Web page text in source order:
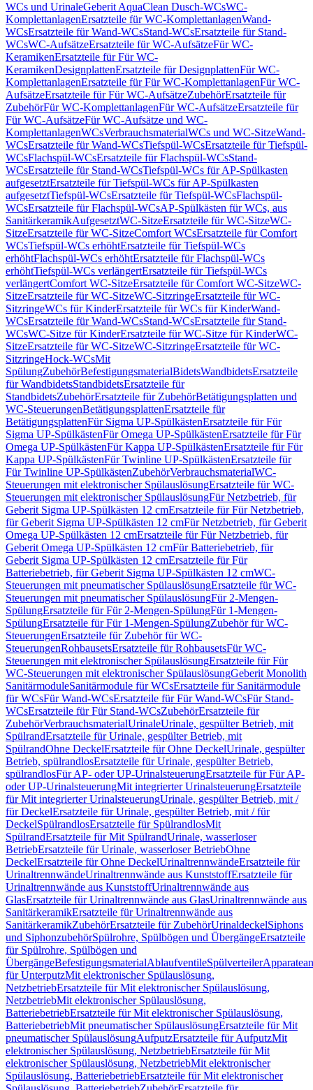
WCs und UrinaleGeberit AquaClean Dusch-WCsWC-
KomplettanlagenErsatzteile für WC-KomplettanlagenWand-
WCsErsatzteile für Wand-WCsStand-WCsErsatzteile für Stand-
WCsWC-AufsätzeErsatzteile für WC-AufsätzeFür WC-
KeramikenErsatzteile für Für WC-
KeramikenDesignplattenErsatzteile für DesignplattenFür WC-
KomplettanlagenErsatzteile für Für WC-KomplettanlagenFür WC-
AufsätzeErsatzteile für Für WC-AufsätzeZubehörErsatzteile für
ZubehörFür WC-KomplettanlagenFür WC-AufsätzeErsatzteile für
Für WC-AufsätzeFür WC-Aufsätze und WC-
KomplettanlagenWCsVerbrauchsmaterialWCs und WC-SitzeWand-
WCsErsatzteile für Wand-WCsTiefspül-WCsErsatzteile für Tiefspül-
WCsFlachspül-WCsErsatzteile für Flachspül-WCsStand-
WCsErsatzteile für Stand-WCsTiefspül-WCs für AP-Spülkasten
aufgesetztErsatzteile für Tiefspül-WCs für AP-Spülkasten
aufgesetztTiefspül-WCsErsatzteile für Tiefspül-WCsFlachspül-
WCsErsatzteile für Flachspül-WCsAP-Spülkästen für WCs, aus
SanitärkeramikAufgesetztWC-SitzeErsatzteile für WC-SitzeWC-
SitzeErsatzteile für WC-SitzeComfort WCsErsatzteile für Comfort
WCsTiefspül-WCs erhöhtErsatzteile für Tiefspül-WCs
erhöhtFlachspül-WCs erhöhtErsatzteile für Flachspül-WCs
erhöhtTiefspül-WCs verlängertErsatzteile für Tiefspül-WCs
verlängertComfort WC-SitzeErsatzteile für Comfort WC-SitzeWC-
SitzeErsatzteile für WC-SitzeWC-SitzringeErsatzteile für WC-
SitzringeWCs für KinderErsatzteile für WCs für KinderWand-
WCsErsatzteile für Wand-WCsStand-WCsErsatzteile für Stand-
WCsWC-Sitze für KinderErsatzteile für WC-Sitze für KinderWC-
SitzeErsatzteile für WC-SitzeWC-SitzringeErsatzteile für WC-
SitzringeHock-WCsMit
SpülungZubehörBefestigungsmaterialBidetsWandbidetsErsatzteile
für WandbidetsStandbidetsErsatzteile für
StandbidetsZubehörErsatzteile für ZubehörBetätigungsplatten und
WC-SteuerungenBetätigungsplattenErsatzteile für
BetätigungsplattenFür Sigma UP-SpülkästenErsatzteile für Für
Sigma UP-SpülkästenFür Omega UP-SpülkästenErsatzteile für Für
Omega UP-SpülkästenFür Kappa UP-SpülkästenErsatzteile für Für
Kappa UP-SpülkästenFür Twinline UP-SpülkästenErsatzteile für
Für Twinline UP-SpülkästenZubehörVerbrauchsmaterialWC-
Steuerungen mit elektronischer SpülauslösungErsatzteile für WC-
Steuerungen mit elektronischer SpülauslösungFür Netzbetrieb, für
Geberit Sigma UP-Spülkästen 12 cmErsatzteile für Für Netzbetrieb,
für Geberit Sigma UP-Spülkästen 12 cmFür Netzbetrieb, für Geberit
Omega UP-Spülkästen 12 cmErsatzteile für Für Netzbetrieb, für
Geberit Omega UP-Spülkästen 12 cmFür Batteriebetrieb, für
Geberit Sigma UP-Spülkästen 12 cmErsatzteile für Für
Batteriebetrieb, für Geberit Sigma UP-Spülkästen 12 cmWC-
Steuerungen mit pneumatischer SpülauslösungErsatzteile für WC-
Steuerungen mit pneumatischer SpülauslösungFür 2-Mengen-
SpülungErsatzteile für Für 2-Mengen-SpülungFür 1-Mengen-
SpülungErsatzteile für Für 1-Mengen-SpülungZubehör für WC-
SteuerungenErsatzteile für Zubehör für WC-
SteuerungenRohbausetsErsatzteile für RohbausetsFür WC-
Steuerungen mit elektronischer SpülauslösungErsatzteile für Für
WC-Steuerungen mit elektronischer SpülauslösungGeberit Monolith
SanitärmoduleSanitärmodule für WCsErsatzteile für Sanitärmodule
für WCsFür Wand-WCsErsatzteile für Für Wand-WCsFür Stand-
WCsErsatzteile für Für Stand-WCsZubehörErsatzteile für
ZubehörVerbrauchsmaterialUrinaleUrinale, gespülter Betrieb, mit
SpülrandErsatzteile für Urinale, gespülter Betrieb, mit
SpülrandOhne DeckelErsatzteile für Ohne DeckelUrinale, gespülter
Betrieb, spülrandlosErsatzteile für Urinale, gespülter Betrieb,
spülrandlosFür AP- oder UP-UrinalsteuerungErsatzteile für Für AP-
oder UP-UrinalsteuerungMit integrierter UrinalsteuerungErsatzteile
für Mit integrierter UrinalsteuerungUrinale, gespülter Betrieb, mit /
für DeckelErsatzteile für Urinale, gespülter Betrieb, mit / für
DeckelSpülrandlosErsatzteile für SpülrandlosMit
SpülrandErsatzteile für Mit SpülrandUrinale, wasserloser
BetriebErsatzteile für Urinale, wasserloser BetriebOhne
DeckelErsatzteile für Ohne DeckelUrinaltrennwändeErsatzteile für
UrinaltrennwändeUrinaltrennwände aus KunststoffErsatzteile für
Urinaltrennwände aus KunststoffUrinaltrennwände aus
GlasErsatzteile für Urinaltrennwände aus GlasUrinaltrennwände aus
SanitärkeramikErsatzteile für Urinaltrennwände aus
SanitärkeramikZubehörErsatzteile für ZubehörUrinaldeckelSiphons
und SiphonzubehörSpülrohre, Spülbögen und ÜbergängeErsatzteile
für Spülrohre, Spülbögen und
ÜbergängeBefestigungsmaterialAblaufventileSpülverteiler
für UnterputzMit elektronischer Spülauslösung,
NetzbetriebErsatzteile für Mit elektronischer Spülauslösung,
NetzbetriebMit elektronischer Spülauslösung,
BatteriebetriebErsatzteile für Mit elektronischer Spülauslösung,
BatteriebetriebMit pneumatischer SpülauslösungErsatzteile für Mit
pneumatischer SpülauslösungAufputzErsatzteile für AufputzMit
elektronischer Spülauslösung, NetzbetriebErsatzteile für Mit
elektronischer Spülauslösung, NetzbetriebMit elektronischer
Spülauslösung, BatteriebetriebErsatzteile für Mit elektronischer